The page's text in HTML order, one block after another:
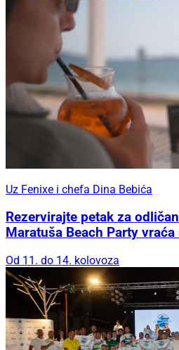
Uz Fenixe i chefa Dina Bebića
Rezervirajte petak za
Maratuša Beach Party
Od 11. do 14. kolovoza